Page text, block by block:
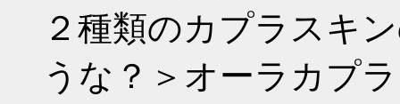
２種類のカプラスキ
うな？＞オーラカプラ